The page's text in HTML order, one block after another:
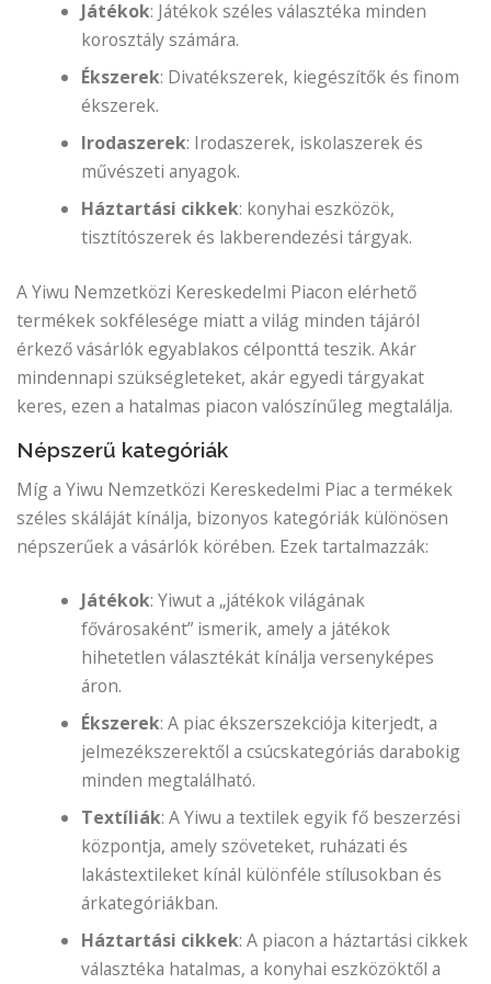
Játékok: Játékok széles választéka minden
korosztály számára.
Ékszerek: Divatékszerek, kiegészítők és finom
ékszerek.
Irodaszerek: Irodaszerek, iskolaszerek és
művészeti anyagok.
Háztartási cikkek: konyhai eszközök,
tisztítószerek és lakberendezési tárgyak.
A Yiwu Nemzetközi Kereskedelmi Piacon elérhető
termékek sokfélesége miatt a világ minden tájáról
érkező vásárlók egyablakos célponttá teszik. Akár
mindennapi szükségleteket, akár egyedi tárgyakat
keres, ezen a hatalmas piacon valószínűleg megtalálja.
Népszerű kategóriák
Míg a Yiwu Nemzetközi Kereskedelmi Piac a termékek
széles skáláját kínálja, bizonyos kategóriák különösen
népszerűek a vásárlók körében. Ezek tartalmazzák:
Játékok: Yiwut a „játékok világának
fővárosaként” ismerik, amely a játékok
hihetetlen választékát kínálja versenyképes
áron.
Ékszerek: A piac ékszerszekciója kiterjedt, a
jelmezékszerektől a csúcskategóriás darabokig
minden megtalálható.
Textíliák: A Yiwu a textilek egyik fő beszerzési
központja, amely szöveteket, ruházati és
lakástextileket kínál különféle stílusokban és
árkategóriákban.
Háztartási cikkek: A piacon a háztartási cikkek
választéka hatalmas, a konyhai eszközöktől a